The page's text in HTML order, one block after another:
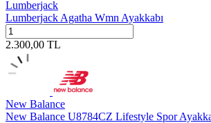
Lumberjack
Lumberjack Agatha Wmn Ayakkabı
2.300,00 TL
New Balance
New Balance U8784CZ Lifestyle Spor